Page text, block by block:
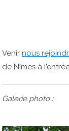
Venirnous
de Nîmes à
Galerie photo :